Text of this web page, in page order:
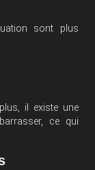
sont plus
il existe une
ce qui